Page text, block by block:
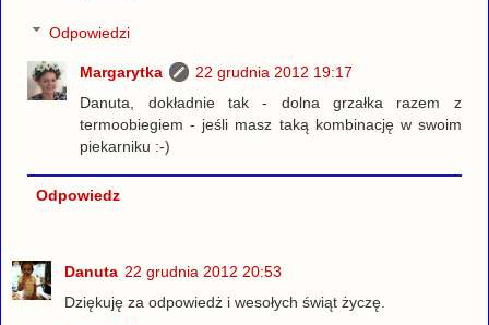
Odpowiedzi
Margarytka
22 grudnia 2012 19:17
Danuta, dokładnie tak - dolna grzałka razem z
termoobiegiem - jeśli masz taką kombinację w swoim
piekarniku :-)
Odpowiedz
Danuta 22 grudnia 2012 20:53
Dziękuję za odpowiedż i wesołych świąt życzę.